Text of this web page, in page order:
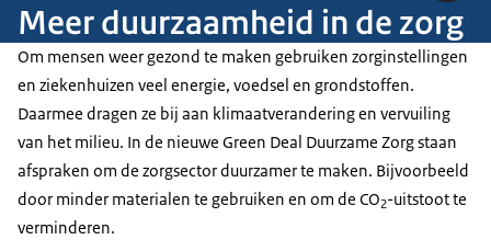
Meer duurzaamheid in de zorg
Om mensen weer gezond te maken gebruiken zorginstellingen
en ziekenhuizen veel energie, voedsel en grondstoffen.
Daarmee dragen ze bij aan klimaatverandering en vervuiling
van het milieu. In de nieuwe Green Deal Duurzame Zorg staan
afspraken om de zorgsector duurzamer te maken. Bijvoorbeeld
door minder materialen te gebruiken en om de CO2-uitstoot te
verminderen.